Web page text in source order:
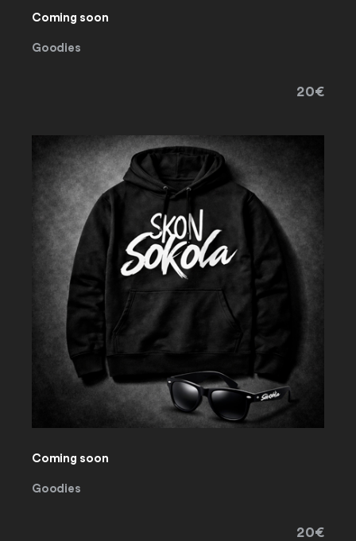
Coming soon
Goodies
20€
Coming soon
Goodies
20€